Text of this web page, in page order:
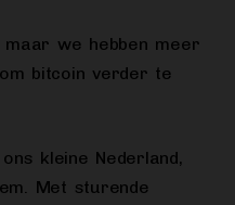
maar we hebben meer
bitcoin verder te
kleine Nederland,
Met sturende